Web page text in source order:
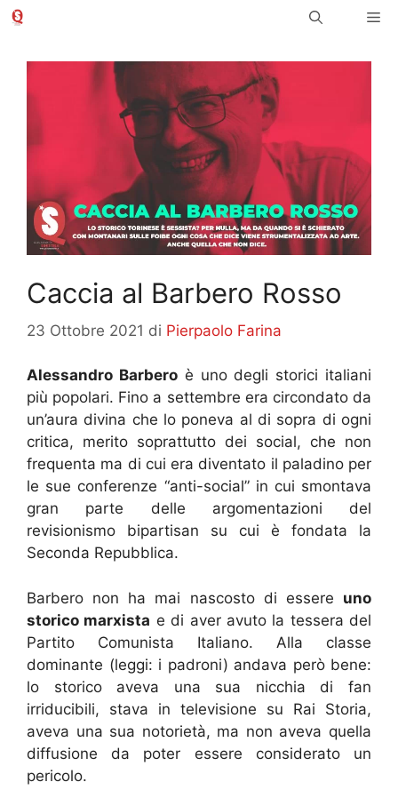
Vai
Caccia al Barbero Rosso
23 Ottobre 2021 di Pierpaolo Farina
Alessandro Barberoè uno degli storici italiani
più popolari. Fino a settembre era circondato da
un’aura divina che lo poneva al di sopra di ogni
critica, merito soprattutto dei social, che non
frequenta ma di cui era diventato il paladino per
le sue conferenze “anti-social” in cui smontava
gran parte delle argomentazioni del
revisionismo bipartisan su cui è fondata la
Seconda Repubblica.
Barbero non ha mai nascosto di essere uno
storico marxista e di aver avuto la tessera del
Partito Comunista Italiano. Alla classe
dominante (leggi: i padroni) andava però bene:
lo storico aveva una sua nicchia di fan
irriducibili, stava in televisione su Rai Storia,
aveva una sua notorietà, ma non aveva quella
diffusione da poter essere considerato un
pericolo.